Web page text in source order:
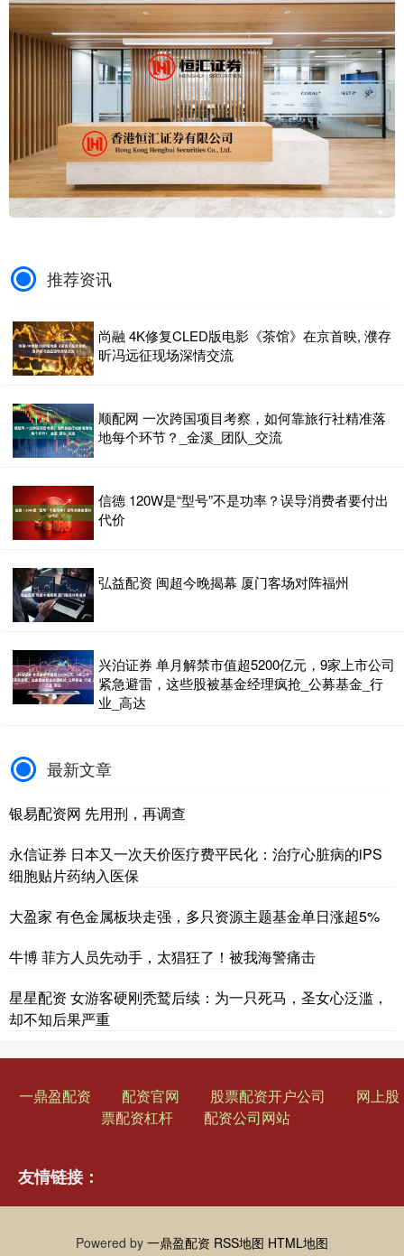
推荐资讯
尚融 4K修复CLED版电影《茶馆》在京首映, 濮存
昕冯远征现场深情交流
顺配网 一次跨国项目考察，如何靠旅行社精准落
地每个环节？_金溪_团队_交流
信德 120W是“型号”不是功率？误导消费者要付出
代价
弘益配资 闽超今晚揭幕 厦门客场对阵福州
兴泊证券 单月解禁市值超5200亿元，9家上市公司
紧急避雷，这些股被基金经理疯抢_公募基金_行
业_高达
最新文章
银易配资网 先用刑，再调查
永信证券 日本又一次天价医疗费平民化：治疗心脏病的iPS
细胞贴片药纳入医保
大盈家 有色金属板块走强，多只资源主题基金单日涨超5%
牛博 菲方人员先动手，太猖狂了！被我海警痛击
星星配资 女游客硬刚秃鹫后续：为一只死马，圣女心泛滥，
却不知后果严重
一鼎盈配资 配资官网 股票配资开户公司
网上股
票配资杠杆
配资公司网站
友情链接：
Powered by 一鼎盈配资 RSS地图 HTML地图